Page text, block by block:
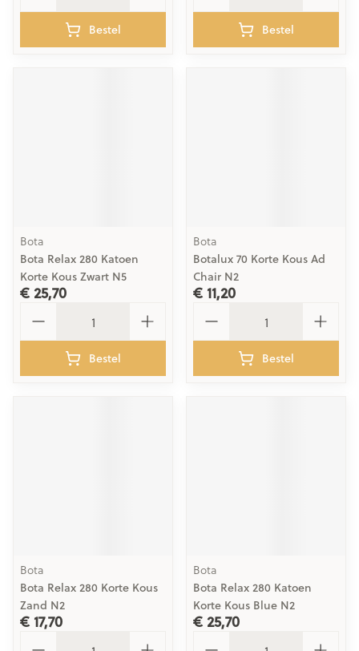
Bestel Bestel
Bota
Bota Relax 280 Katoen
Korte Kous Zwart N5
€ 25,70
Bestel
Bota
Botalux 70 Korte Kous Ad
Chair N2
€ 11,20
Bestel
Bota
Bota Relax 280 Korte Kous
Zand N2
€ 17,70
Bota
Bota Relax 280 Katoen
Korte Kous Blue N2
€ 25,70